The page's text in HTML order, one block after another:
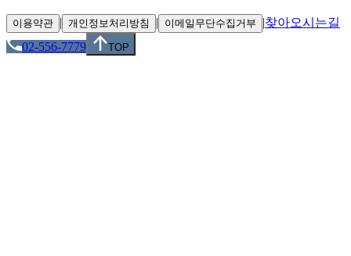
이용약관 | 개인정보처리방침 | 이메일무단수집거부 |찾아오시는길
02-556-7779
TOP